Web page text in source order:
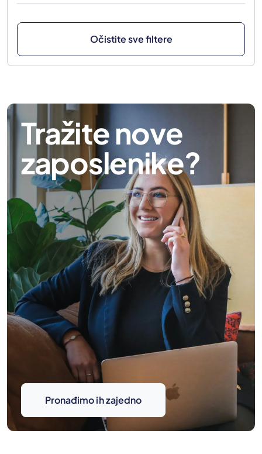
Očistite sve filtere
Tražite nove
zaposlenike?
Pronađimo ih zajedno